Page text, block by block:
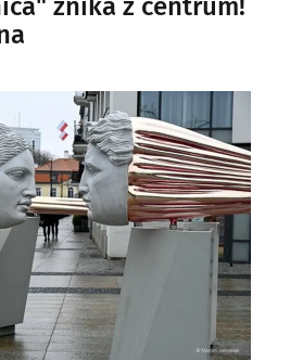
znika z centrum!